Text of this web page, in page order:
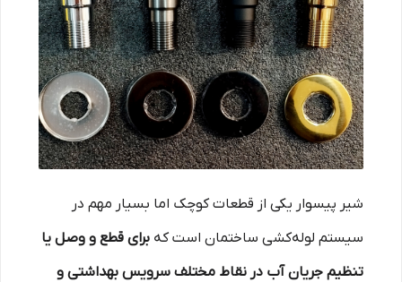
شیر پیسوار یکی از قطعات کوچک اما بسیار مهم در
سیستم لوله‌کشی ساختمان است که برای قطع و وصل یا
تنظیم جریان آب در نقاط مختلف سرویس بهداشتی و